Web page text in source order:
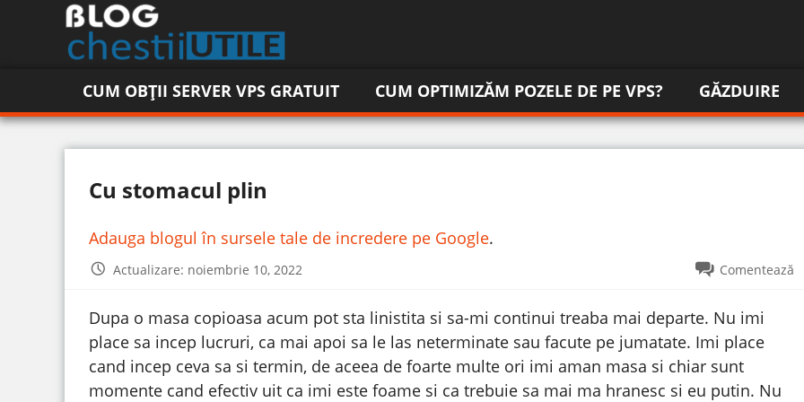
CUM OBȚII SERVER VPS GRATUIT CUM OPTIMIZĂM POZELE DE PE VPS? GĂZDUIRE
Cu stomacul plin
Adauga blogul în sursele tale de incredere pe Google.
Actualizare: noiembrie 10, 2022 Comentează
Dupa o masa copioasa acum pot sta linistita si sa-mi continui treaba mai departe. Nu imi
place sa incep lucruri, ca mai apoi sa le las neterminate sau facute pe jumatate. Imi place
cand incep ceva sa si termin, de aceea de foarte multe ori imi aman masa si chiar sunt
momente cand efectiv uit ca imi este foame si ca trebuie sa mai ma hranesc si eu putin. Nu